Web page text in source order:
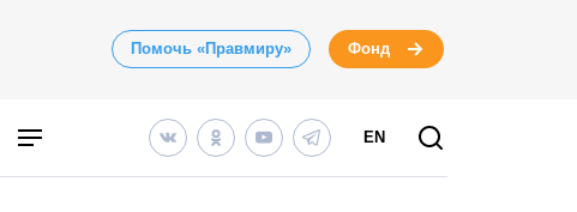
Помочь «Правмиру» Фонд
EN